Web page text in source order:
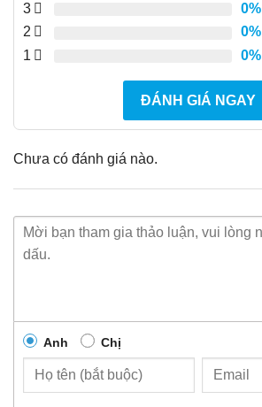
3
0%
2
0%
1
0%
ĐÁNH GIÁ NGAY
Chưa có đánh giá nào.
Anh Chị